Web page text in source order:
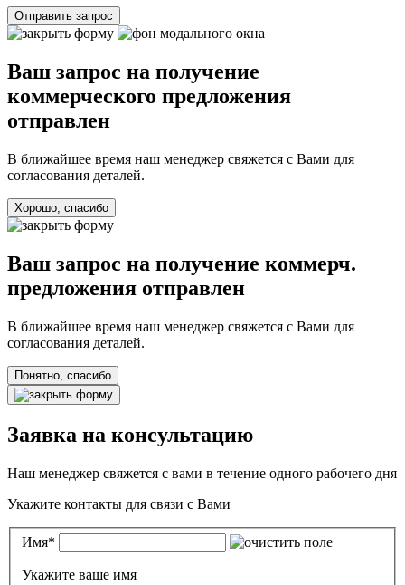
Отправить запрос
Ваш запрос на получение
коммерческого предложения
отправлен
В ближайшее время наш менеджер свяжется с Вами для
согласования деталей.
Хорошо, спасибо
Ваш запрос на получение коммерч.
предложения отправлен
В ближайшее время наш менеджер свяжется с Вами для
согласования деталей.
Понятно, спасибо
Заявка на консультацию
Наш менеджер свяжется с вами в течение одного рабочего дня
Укажите контакты для связи с Вами
Имя*
Укажите ваше имя